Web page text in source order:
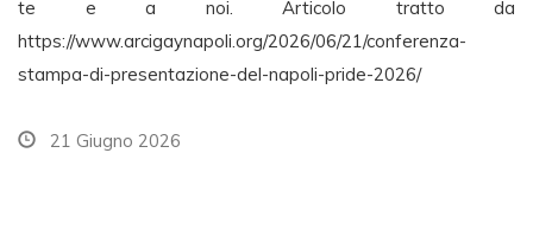
te e a noi. Articolo tratto da
https://www.arcigaynapoli.org/2026/06/21/conferenza-
stampa-di-presentazione-del-napoli-pride-2026/
21 Giugno 2026